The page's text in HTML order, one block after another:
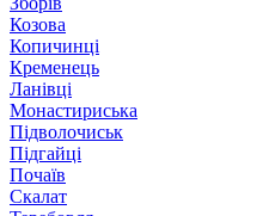
Козова
Копичинці
Кременець
Ланівці
Монастириська
Підволочиськ
Підгайці
Почаїв
Скалат